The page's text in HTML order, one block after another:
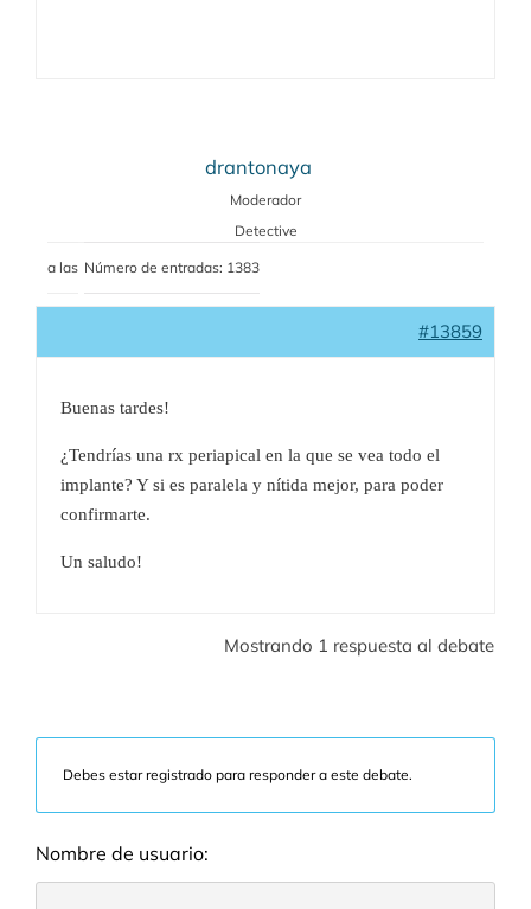
drantonaya
Moderador
Detective
a las Número de entradas: 1383
#13859
Buenas tardes!
¿Tendrías una rx periapical en la que se vea todo el
implante? Y si es paralela y nítida mejor, para poder
confirmarte.
Un saludo!
Mostrando 1 respuesta al debate
Debes estar registrado para responder a este debate.
Nombre de usuario: